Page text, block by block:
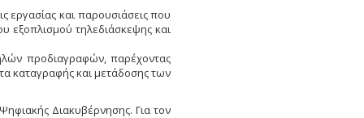
εργασίας και παρουσιάσεις που
εξοπλισμού τηλεδιάσκεψης και
προδιαγραφών, παρέχοντας
καταγραφής και μετάδοσης των
Διακυβέρνησης. Για τον